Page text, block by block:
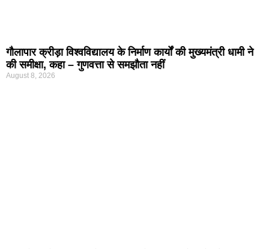
गौलापार क्रीड़ा विश्वविद्यालय के निर्माण कार्यों की मुख्यमंत्री धामी ने
की समीक्षा, कहा – गुणवत्ता से समझौता नहीं
August 8, 2026